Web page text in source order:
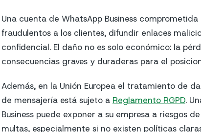
Una cuenta de WhatsApp Business
fraudulentos a los clientes, difundir enlaces
confidencial. El daño no es solo económico: la
consecuencias graves y duraderas para el
Además, en la Unión Europea el tratamiento de
de mensajería está sujeto a Reglamento RGPD.
Business puede exponer a su empresa a riesgos
multas, especialmente si no existen políticas